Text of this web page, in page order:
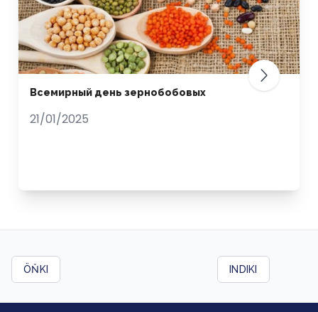
Всемирный день зернобобовых
21/01/2025
ÖŇKI INDIKI